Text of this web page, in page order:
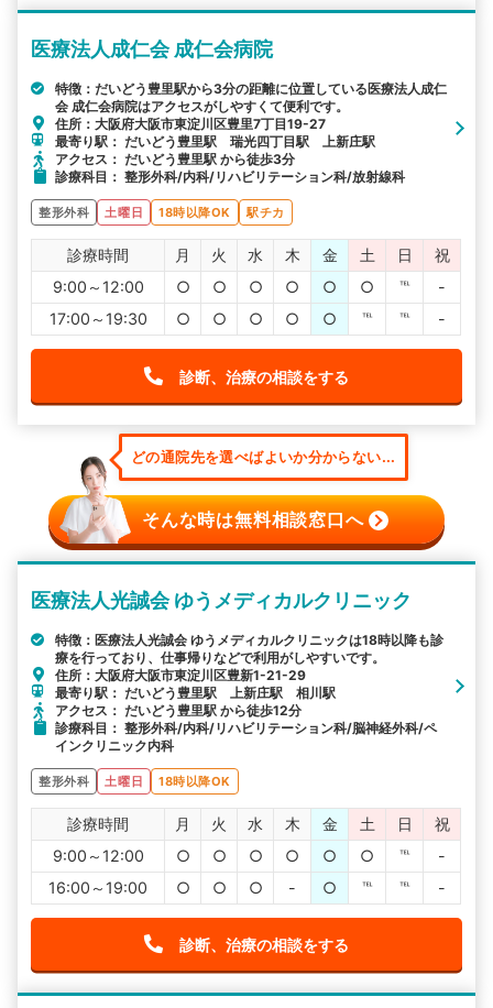
医療法人成仁会 成仁会病院
特徴：だいどう豊里駅から3分の距離に位置している医療法人成仁
会 成仁会病院はアクセスがしやすくて便利です。
住所：大阪府大阪市東淀川区豊里7丁目19-27
最寄り駅： だいどう豊里駅 瑞光四丁目駅 上新庄駅
アクセス： だいどう豊里駅 から徒歩3分
診療科目： 整形外科/内科/リハビリテーション科/放射線科
整形外科 土曜日 18時以降OK 駅チカ
診療時間 月 火 水 木 金 土 日
祝
9:00～12:00
○ ○ ○ ○ ○ ○ ℡
-
17:00～19:30
○ ○ ○ ○ ○ ℡ ℡ -
診断、治療の相談をする
どの通院先を選べばよいか分からない...
そんな時は無料相談窓口へ
医療法人光誠会 ゆうメディカルクリニック
特徴：医療法人光誠会 ゆうメディカルクリニックは18時以降も診
療を行っており、仕事帰りなどで利用がしやすいです。
住所：大阪府大阪市東淀川区豊新1-21-29
最寄り駅： だいどう豊里駅 上新庄駅 相川駅
アクセス： だいどう豊里駅 から徒歩12分
診療科目： 整形外科/内科/リハビリテーション科/脳神経外科/ペ
インクリニック内科
整形外科 土曜日 18時以降OK
診療時間 月 火 水 木 金 土 日
祝
9:00～12:00
○ ○ ○ ○ ○ ○ ℡
-
16:00～19:00
○ ○ ○ - ○ ℡ ℡ -
診断、治療の相談をする